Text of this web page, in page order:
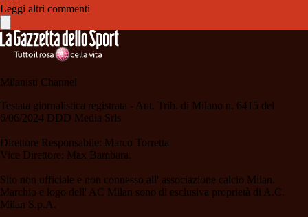
Leggi altri commenti
Milanisti Channel
Testata giornalistica registrata - Aut. Trib. di Milano n. 6415 del
6/06/2024 DDD Media Srls
Direttore Responsabile: Marco Torretta
Vice Direttore: Max Bambara.
Sito non ufficiale e non connesso all' associazione calcio Milan.
Marchio e logo dell' AC Milan sono di esclusiva proprietà di A.C.
Milan S.p.A.